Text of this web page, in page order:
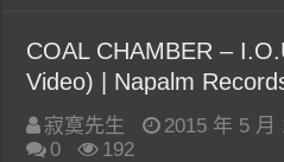
COAL CHAMBER –
Video) | Napalm
寂寞先生 2015 年 5 月
0
192